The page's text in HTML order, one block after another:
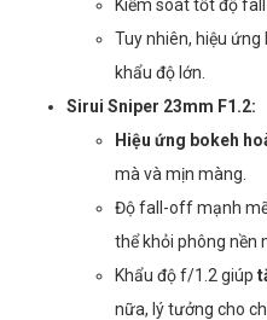
Kiểm soát tốt độ
Tuy nhiên, hiệu
khẩu độ lớn.
Sirui Sniper 23mm F1.2:
Hiệu ứng bokeh
mà và mịn màng.
Độ fall-off mạnh
thể khỏi phông nền
Khẩu độ f/1.2 giúp
nữa, lý tưởng cho